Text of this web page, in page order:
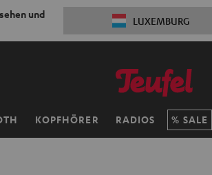
und
LUXEMBURG
KOPFHÖRER RADIOS SALE